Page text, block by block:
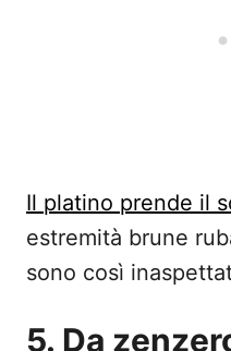
Il platino prende il
estremità brune
sono così
5. Da